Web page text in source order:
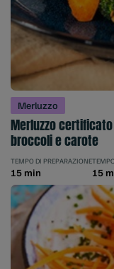
Merluzzo
Merluzzo
broccoli e carote
TEMPO DI PREPARAZIONE
15 min 15